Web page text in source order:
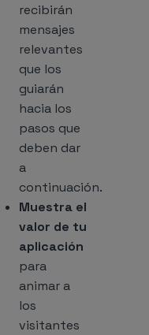
recibirán
mensajes
relevantes
que los
guiarán
hacia los
pasos que
deben dar
a
continuación.
Muestra el
valor de tu
aplicación
para
animar a
los
visitantes